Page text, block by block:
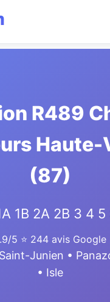
R489
Haute-
(87)
1B 2A 2B 3 4 5
5 ⭐ 244 avis Google
Junien •
• Isle